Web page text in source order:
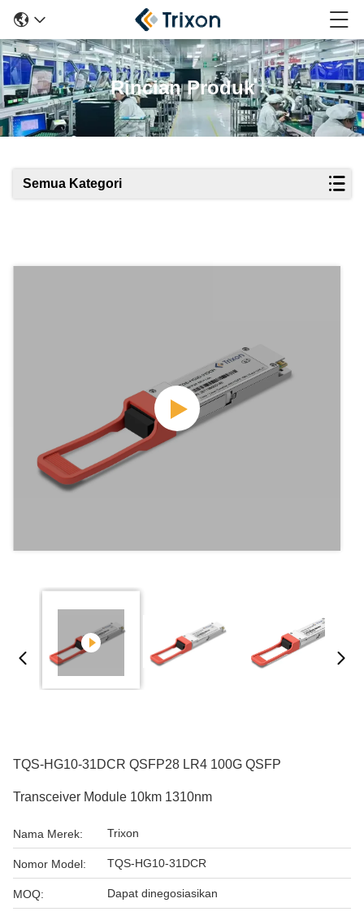
Rincian Produk
Semua Kategori
TQS-HG10-31DCR QSFP28 LR4 100G QSFP
Transceiver Module 10km 1310nm
Nama Merek: Trixon
Nomor Model: TQS-HG10-31DCR
MOQ: Dapat dinegosiasikan